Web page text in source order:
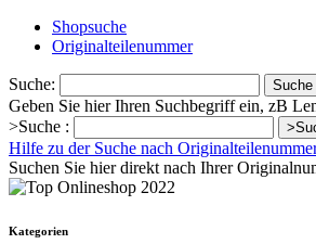
Shopsuche
Originalteilenummer
Suche: Suche
Geben Sie hier Ihren Suchbegriff ein, zB
>Suche :
Hilfe zu der Suche nach
Suchen Sie hier direkt nach Ihrer
Kategorien